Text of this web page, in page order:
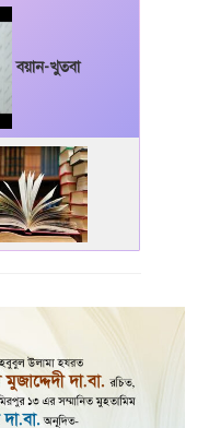
বয়ান-খুতবা